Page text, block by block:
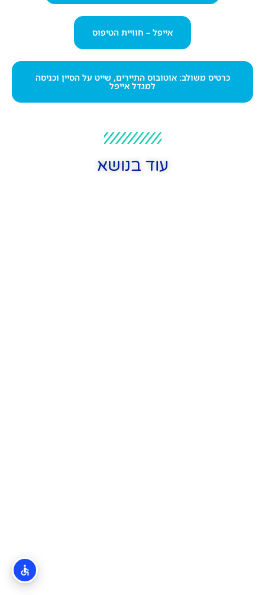
אייפל – חוויית הטיפוס
כרטיס משולב: אוטובוס התיירים, שייט על הסיין וכניסה
למגדל אייפל
עוד בנושא